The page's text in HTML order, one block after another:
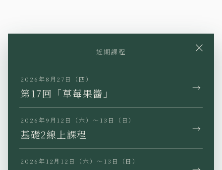
Instagram
Facebook
TikTok
JP EN KR TW
×
近期課程
2026年8月27日（四）
第17回「草莓果醬」 →
2026年9月12日（六）～13日（日）
基礎2線上課程 →
2026年12月12日（六）～13日（日）